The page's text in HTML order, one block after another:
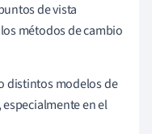
de vista
métodos de cambio
distintos modelos de
en el